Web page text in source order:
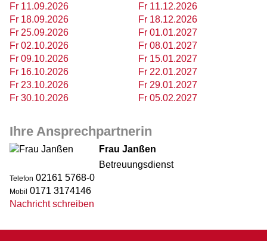
Fr 11.09.2026
Fr 18.09.2026
Fr 25.09.2026
Fr 02.10.2026
Fr 09.10.2026
Fr 16.10.2026
Fr 23.10.2026
Fr 30.10.2026
Fr 11.12.2026
Fr 18.12.2026
Fr 01.01.2027
Fr 08.01.2027
Fr 15.01.2027
Fr 22.01.2027
Fr 29.01.2027
Fr 05.02.2027
Ihre Ansprechpartnerin
Frau Janßen
Betreuungsdienst
Telefon 02161 5768-0
Mobil 0171 3174146
Nachricht schreiben